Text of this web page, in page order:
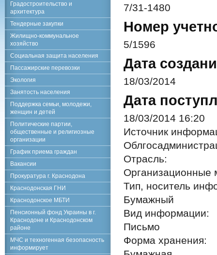
7/31-1480
Номер
5/1596
Дата
18/03/2014
Дата
18/03/2014 16:20
Источник
Отрасль:
Организационные
Тип, носитель
Бумажный
Вид информации:
Письмо
Форма хранения:
Градостроительство и
архитектура
Тендерные закупки
Жилищно-коммунальное
хозяйство
Социальная защита населения
Пассажирские перевозки
Экология
Занятость населения
Поддержка семьи, молодежи,
женщин и детей
Политические партии,
общественные и религиозные
организации
График приема граждан
Вакансии
Прокуратура г. Краснодона
Краснодонская ГНИ
Краснодонское МБТИ
Пенсионный фонд Украины в г.
Краснодоне и Краснодонском
районе
МЧС и техногенная безопасность
информирует